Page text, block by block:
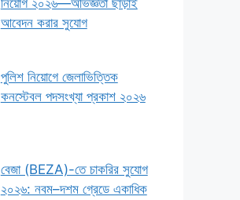
নিয়োগ ২০২৬—অভিজ্ঞতা ছাড়াই
আবেদন করার সুযোগ
পুলিশ নিয়োগে জেলাভিত্তিক
কনস্টেবল পদসংখ্যা প্রকাশ ২০২৬
বেজা (BEZA)-তে চাকরির সুযোগ
২০২৬: নবম–দশম গ্রেডে একাধিক